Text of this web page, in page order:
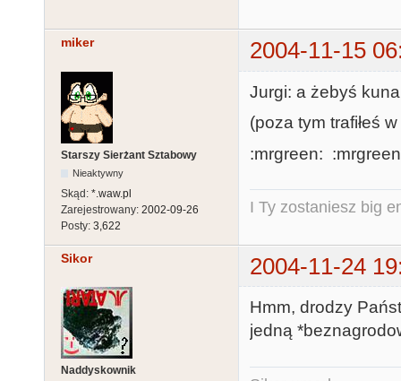
miker 2004-11-15
Starszy Sierżant Sztabowy
Nieaktywny
Skąd: *.waw.pl
Zarejestrowany: 2002-09-26
Posty: 3,622
Jurgi: a żebyś kuna
(poza tym trafiłeś
:mrgreen:
I Ty zostaniesz big
Sikor 2004-11-24
Naddyskownik
Hmm, drodzy
jedną